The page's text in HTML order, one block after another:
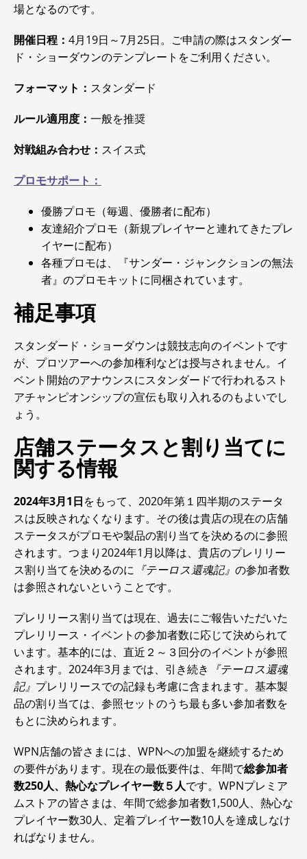
場となるのです。
開催日程： 4月19日～7月25日。ご申請の際はスタンダー
ド・ショーダウンのテンプレートをご利用ください。
フォーマット： スタンダード
ルール適用度： 一般を推奨
対戦組み合わせ： スイス式
プロモサポート：
優勝プロモ（毎週、優勝者に配布）
友達紹介プロモ（新規プレイヤーと連れてきたプレ
イヤーに配布）
各種プロモは、『サンダー・ジャンクションの無法
者』のプロモキットに同梱されています。
補足事項
スタンダード・ショーダウンは競技志向のイベントです
が、プロツアーへの参加権利などは授与されません。イ
ベント開始のアナウンスにスタンダードで行われるスト
アチャンピオンシップの宣伝も取り入れるのもよいでし
ょう。
店舗ステータスと割り当てに
関する情報
2024年3月1日をもって、2020年第１四半期のステータ
スは反映されなくなります。その後は貴店の現在の店舗
ステータスがプロモや製品の割り当てを決めるのに参照
されます。つまり2024年1月以降は、貴店のプレリリー
ス割り当てを決めるのに 『テーロス還魂記』 の参加者数
は参照されないということです。
プレリリース割り当ては現在、過去にご報告いただいた
プレリリース・イベントの参加者数に応じて決められて
います。基本的には、直近２～３回分のイベントが参照
されます。2024年3月までは、引き続き
『テーロス還魂
記』 プレリリースでの記録も考慮に含まれます。基本製
品の割り当ては、参照セットのうち最も多い参加者数を
もとに決められます。
WPN店舗の皆さまには、WPNへの加盟を継続するため
の要件があります。現在の最低要件は、年間で総参加者
数250人、熱心なプレイヤー数５人です。WPNプレミア
ムストアの皆さまは、年間で総参加者数1,500人、熱心な
プレイヤー数30人、定着プレイヤー数10人を達成しなけ
ればなりません。